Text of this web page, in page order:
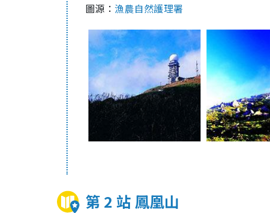
圖源： 漁農自然護理署
第 2 站 鳳凰山